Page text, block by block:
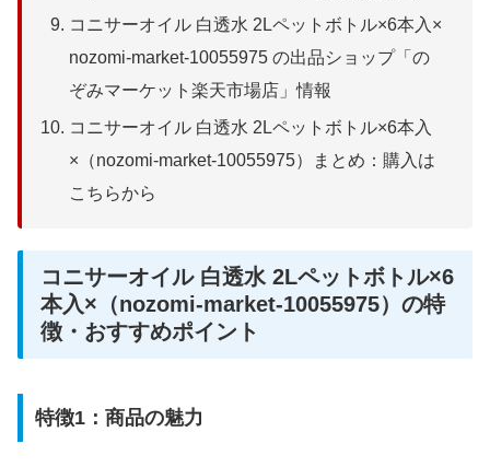
コニサーオイル 白透水 2Lペットボトル×6本入×
nozomi-market-10055975 の出品ショップ「の
ぞみマーケット楽天市場店」情報
コニサーオイル 白透水 2Lペットボトル×6本入
×（nozomi-market-10055975）まとめ：購入は
こちらから
コニサーオイル 白透水 2Lペットボトル×6
本入×（nozomi-market-10055975）の特
徴・おすすめポイント
特徴1：商品の魅力